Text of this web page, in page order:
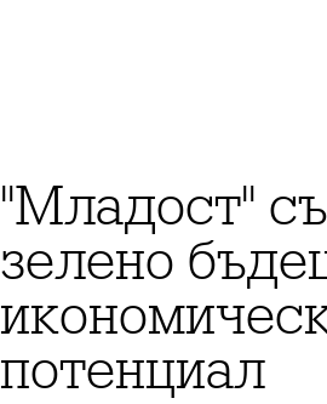
"Младост"
зелено
потенциал